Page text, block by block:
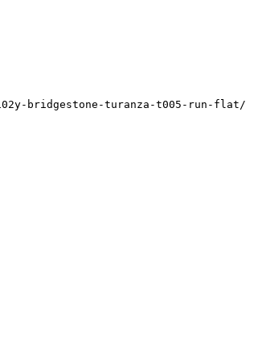
bridgestone-turanza-t005-run-flat/